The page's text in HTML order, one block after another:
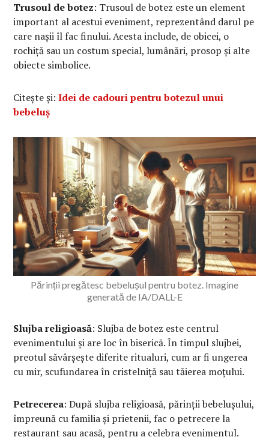
Trusoul de botez: Trusoul de botez este un element
important al acestui eveniment, reprezentând darul pe
care nașii îl fac finului. Acesta include, de obicei, o
rochiță sau un costum special, lumânări, prosop și alte
obiecte simbolice.
Citește și:Idei de cadouri pentru botezul unui
bebeluș
Părinții pregătesc bebelușul pentru botez. Imagine
generată de IA/DALL-E
Slujba religioasă: Slujba de botez este centrul
evenimentului și are loc în biserică. În timpul slujbei,
preotul săvârșește diferite ritualuri, cum ar fi ungerea
cu mir, scufundarea în cristelniță sau tăierea moțului.
Petrecerea: După slujba religioasă, părinții bebelușului,
împreună cu familia și prietenii, fac o petrecere la
restaurant sau acasă, pentru a celebra evenimentul.